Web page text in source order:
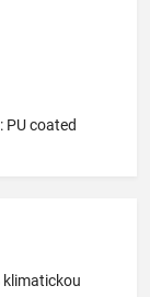
PU coated
klimatickou